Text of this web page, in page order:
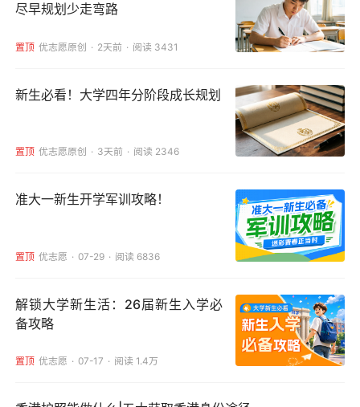
尽早规划少走弯路
置顶 优志愿原创 2天前 阅读 3431
新生必看！大学四年分阶段成长规划
置顶 优志愿原创 3天前 阅读 2346
准大一新生开学军训攻略！
置顶 优志愿 07-29 阅读 6836
解锁大学新生活：26届新生入学必
备攻略
置顶 优志愿 07-17 阅读 1.4万